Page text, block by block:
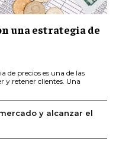
una estrategia de
de precios es una de las
y retener clientes. Una
y alcanzar el